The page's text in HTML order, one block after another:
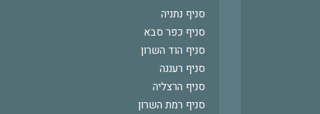
סניף נתניה
סניף כפר סבא
סניף הוד השרון
סניף רעננה
סניף הרצליה
סניף רמת השרון